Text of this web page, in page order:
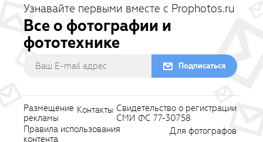
Узнавайте первыми вместе с Prophotos.ru
Все о фотографии и
фототехнике
Подписаться
Размещение
рекламы
Контакты Свидетельство о регистрации
СМИ ФС 77-30758
Правила использования
контента
Для фотографов